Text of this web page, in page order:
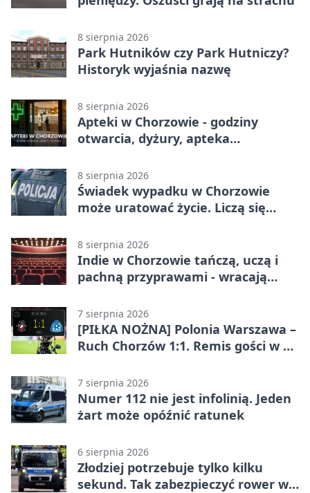
8 sierpnia 2026
Park Hutników czy Park Hutniczy?
Historyk wyjaśnia nazwę
8 sierpnia 2026
Apteki w Chorzowie - godziny
otwarcia, dyżury, apteka
8 sierpnia 2026
Świadek wypadku w Chorzowie
może uratować życie. Liczą się
8 sierpnia 2026
Indie w Chorzowie tańczą, uczą i
pachną przyprawami - wracają
7 sierpnia 2026
[PIŁKA NOŻNA] Polonia Warszawa –
Ruch Chorzów 1:1. Remis gości w 3.
7 sierpnia 2026
Numer 112 nie jest infolinią. Jeden
żart może opóźnić ratunek
6 sierpnia 2026
Złodziej potrzebuje tylko kilku
sekund. Tak zabezpieczyć rower w